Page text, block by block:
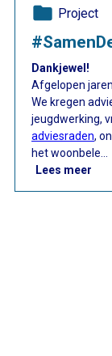
folder Project
Dankjewel!
Afgelopen
We kregen
jeugdwerking,
adviesraden,
het woonbele…
Lees meer